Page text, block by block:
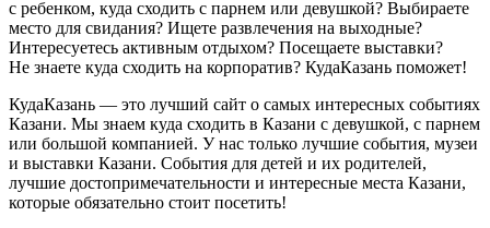
с ребенком, куда сходить с парнем или девушкой? Выбираете
место для свидания? Ищете развлечения на выходные?
Интересуетесь активным отдыхом? Посещаете выставки?
Не знаете куда сходить на корпоратив? КудаКазань поможет!
КудаКазань — это лучший сайт о самых интересных событиях
Казани. Мы знаем куда сходить в Казани с девушкой, с парнем
или большой компанией. У нас только лучшие события, музеи
и выставки Казани. События для детей и их родителей,
лучшие достопримечательности и интересные места Казани,
которые обязательно стоит посетить!